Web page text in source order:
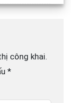
công khai.
*